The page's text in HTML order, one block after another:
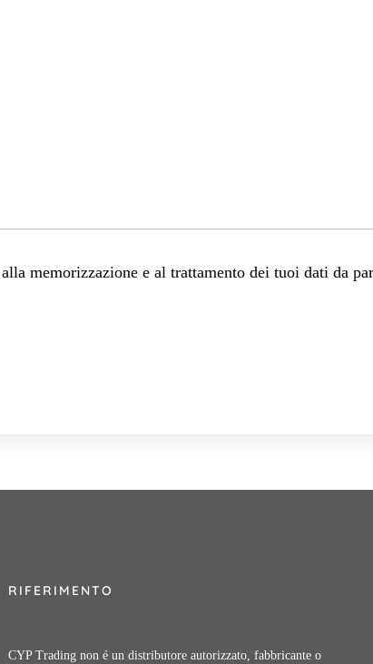
memorizzazione e al trattamento dei tuoi dati da
RIFERIMENTO
CYP Trading non é un distributore autorizzato, fabbricante o